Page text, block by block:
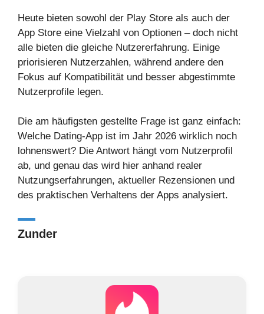
Heute bieten sowohl der Play Store als auch der
App Store eine Vielzahl von Optionen – doch nicht
alle bieten die gleiche Nutzererfahrung. Einige
priorisieren Nutzerzahlen, während andere den
Fokus auf Kompatibilität und besser abgestimmte
Nutzerprofile legen.
Die am häufigsten gestellte Frage ist ganz einfach:
Welche Dating-App ist im Jahr 2026 wirklich noch
lohnenswert? Die Antwort hängt vom Nutzerprofil
ab, und genau das wird hier anhand realer
Nutzungserfahrungen, aktueller Rezensionen und
des praktischen Verhaltens der Apps analysiert.
Zunder